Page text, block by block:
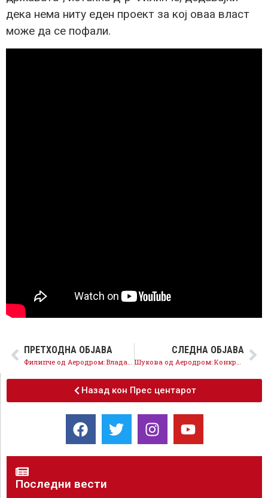
дека нема ниту еден проект за кој оваа власт
може да се пофали.
ПРЕТХОДНА ОБЈАВА
Филипче од Аеродром: Владата на ВМРО-ДПМНЕ ја води државата во економски колапс
СЛЕДНА ОБЈАВА
Шукова од Аеродром: Конкретен план за опасниот извор на загадување – Вардариште
Назад кон Прес центарот
Последни вести